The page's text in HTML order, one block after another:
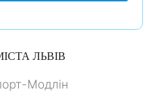
ЛЬВІВ
Модлін